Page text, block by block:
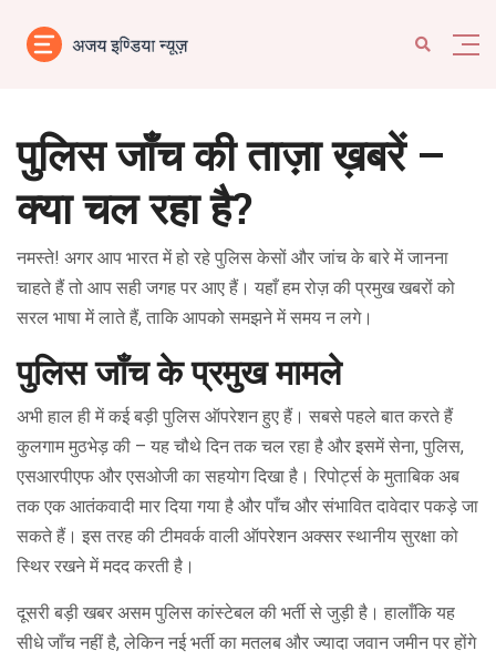
पुलिस जाँच की ताज़ा ख़बरें –
क्या चल रहा है?
नमस्ते! अगर आप भारत में हो रहे पुलिस केसों और जांच के बारे में जानना
चाहते हैं तो आप सही जगह पर आए हैं। यहाँ हम रोज़ की प्रमुख खबरों को
सरल भाषा में लाते हैं, ताकि आपको समझने में समय न लगे।
पुलिस जाँच के प्रमुख मामले
अभी हाल ही में कई बड़ी पुलिस ऑपरेशन हुए हैं। सबसे पहले बात करते हैं
कुलगाम मुठभेड़ की – यह चौथे दिन तक चल रहा है और इसमें सेना, पुलिस,
एसआरपीएफ और एसओजी का सहयोग दिखा है। रिपोर्ट्स के मुताबिक अब
तक एक आतंकवादी मार दिया गया है और पाँच और संभावित दावेदार पकड़े जा
सकते हैं। इस तरह की टीमवर्क वाली ऑपरेशन अक्सर स्थानीय सुरक्षा को
स्थिर रखने में मदद करती है।
दूसरी बड़ी खबर असम पुलिस कांस्टेबल की भर्ती से जुड़ी है। हालाँकि यह
सीधे जाँच नहीं है, लेकिन नई भर्ती का मतलब और ज्यादा जवान जमीन पर होंगे